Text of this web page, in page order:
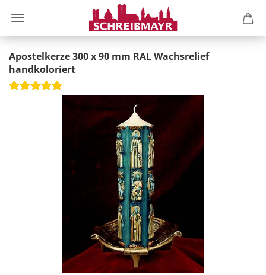
Apostelkerze 300 x 90 mm RAL Wachsrelief
handkoloriert